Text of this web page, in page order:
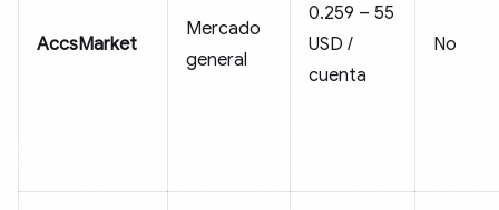
AccsMarket
Mercado
general
0.259 – 55
USD /
cuenta
No